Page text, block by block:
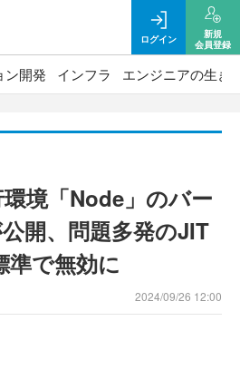
ログイン
新規
会員登録
ン開発 インフラ エンジニアの生き
境「Node」のバー
開、問題多発のJIT
準で無効に
2024/09/26 12:00